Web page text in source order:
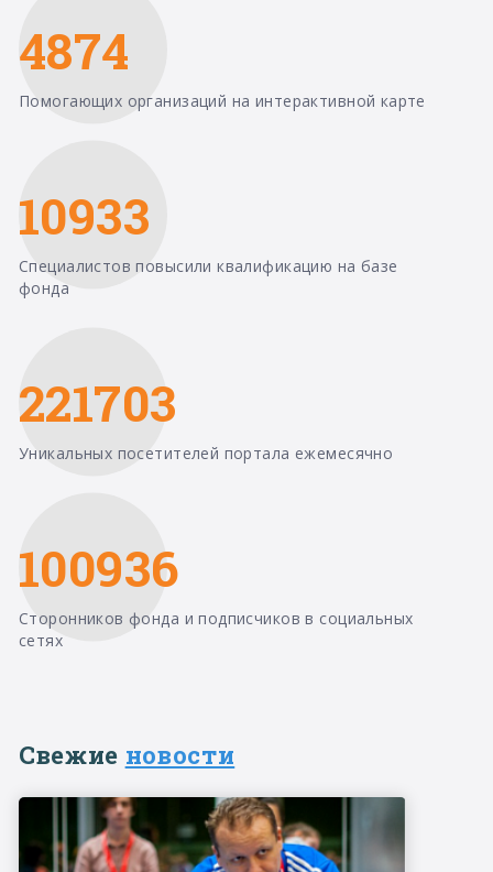
4874
Помогающих организаций на интерактивной карте
10933
Специалистов повысили квалификацию на базе
фонда
221703
Уникальных посетителей портала ежемесячно
100936
Сторонников фонда и подписчиков в социальных
сетях
Свежие новости